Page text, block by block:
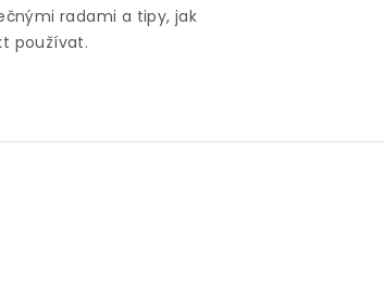
radami a tipy, jak
používat.